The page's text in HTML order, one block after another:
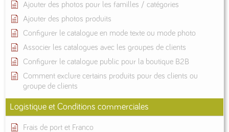
Ajouter des photos pour les familles / catégories
Ajouter des photos produits
Configurer le catalogue en mode texte ou mode photo
Associer les catalogues avec les groupes de clients
Configurer le catalogue public pour la boutique B2B
Comment exclure certains produits pour des clients ou
groupe de clients
Logistique et Conditions commerciales
Frais de port et Franco